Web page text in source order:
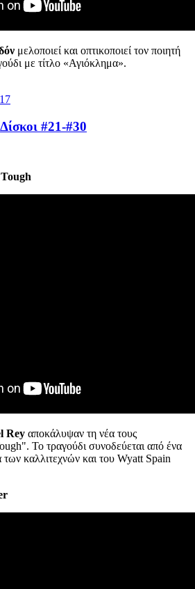
μελοποιεί και οπτικοποιεί τον ποιητή
με τίτλο «Αγιόκλημα».
#21-#30
Rey αποκάλυψαν τη νέα τους
Το τραγούδι συνοδεύεται από ένα
καλλιτεχνών και του Wyatt Spain